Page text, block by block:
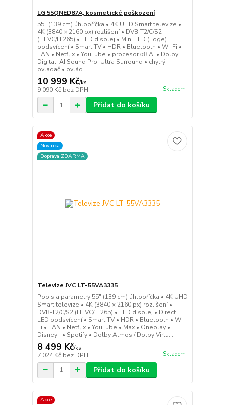
LG 55QNED87A, kosmetické poškození
55" (139 cm) úhlopříčka • 4K UHD Smart televize •
4K (3840 × 2160 px) rozlišení • DVB-T2/C/S2
(HEVC/H.265) • LED displej • Mini LED (Edge)
podsvícení • Smart TV • HDR • Bluetooth • Wi-Fi •
LAN • Netflix • YouTube • procesor α8 AI • Dolby
Digital, AI Sound Pro, Ultra Surround • chytrý
ovladač • ovlád
10 999 Kč/ks
9 090 Kč bez DPH Skladem
Přidat do košíku
Akce
Novinka
Doprava ZDARMA
Televize JVC LT-55VA3335
Popis a parametry 55" (139 cm) úhlopříčka • 4K UHD
Smart televize • 4K (3840 × 2160 px) rozlišení •
DVB-T2/C/S2 (HEVC/H.265) • LED displej • Direct
LED podsvícení • Smart TV • HDR • Bluetooth • Wi-
Fi • LAN • Netflix • YouTube • Max • Oneplay •
Disney+ • Spotify • Dolby Atmos / Dolby Virtu...
8 499 Kč/ks
7 024 Kč bez DPH Skladem
Přidat do košíku
Akce